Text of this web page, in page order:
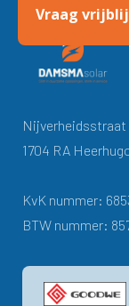
Vraag
Nijverheidsstraat
1704 RA
KvK nummer:
BTW nummer: